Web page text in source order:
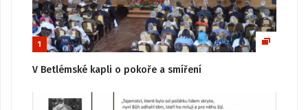
1
V Betlémské kapli o pokoře a smíření